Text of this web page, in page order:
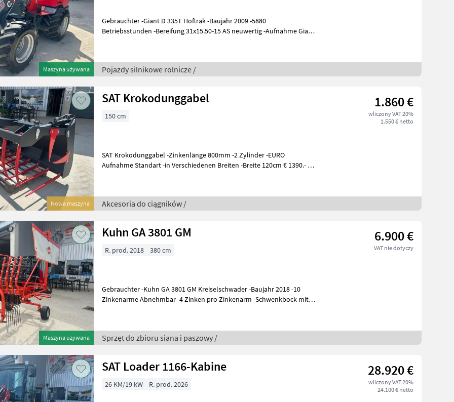
Maszyna używana
Gebrauchter -Giant D 335T Hoftrak -Baujahr 2009 -5880
Betriebsstunden -Bereifung 31x15.50-15 AS neuwertig -Aufnahme Giant
Pojazdy silnikowe rolnicze /
Nowa maszyna
SAT Krokodunggabel 1.860 €
wliczony VAT 20%
1.550 € netto
150 cm
SAT Krokodunggabel -Zinkenlänge 800mm -2 Zylinder -EURO
Aufnahme Standart -in Verschiedenen Breiten -Breite 120cm € 1390.- -
Akcesoria do ciągników /
Maszyna używana
Kuhn GA 3801 GM 6.900 €
VAT nie dotyczy
R. prod. 2018 380 cm
Gebrauchter -Kuhn GA 3801 GM Kreiselschwader -Baujahr 2018 -10
Zinkenarme Abnehmbar -4 Zinken pro Zinkenarm -Schwenkbock mit
Sprzęt do zbioru siana i paszowy /
SAT Loader 1166-Kabine 28.920 €
wliczony VAT 20%
24.100 € netto
26 KM/19 kW R. prod. 2026